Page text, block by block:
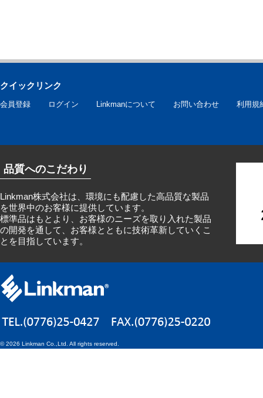
クイックリンク
会員登録 ログイン Linkmanについて お問い合わせ 利用規
品質へのこだわり
Linkman株式会社は、環境にも配慮した高品質な製品
を世界中のお客様に提供しています。
標準品はもとより、お客様のニーズを取り入れた製品
の開発を通して、お客様とともに技術革新していくこ
とを目指しています。
©2026 Linkman Co.,Ltd. All rights reserved.